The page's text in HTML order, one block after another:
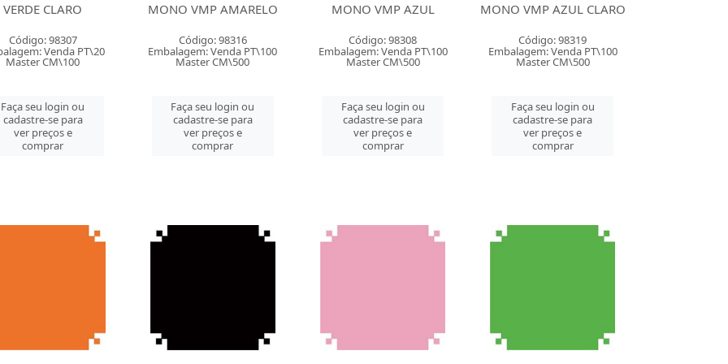
VERDE CLARO
Código: 98307
Venda PT\20
Master CM\100
Faça seu login ou
cadastre-se para
ver preços e
comprar
MONO VMP AMARELO
Código: 98316
Embalagem: Venda PT\100
Master CM\500
Faça seu login ou
cadastre-se para
ver preços e
comprar
MONO VMP AZUL
Código: 98308
Embalagem: Venda PT\100
Master CM\500
Faça seu login ou
cadastre-se para
ver preços e
comprar
MONO VMP AZUL CLARO
Código: 98319
Embalagem: Venda PT\100
Master CM\500
Faça seu login ou
cadastre-se para
ver preços e
comprar